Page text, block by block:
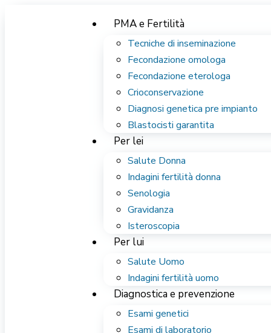
PMA e Fertilità
Tecniche di inseminazione
Fecondazione omologa
Fecondazione eterologa
Crioconservazione
Diagnosi genetica pre impianto
Blastocisti garantita
Per lei
Salute Donna
Indagini fertilità donna
Senologia
Gravidanza
Isteroscopia
Per lui
Salute Uomo
Indagini fertilità uomo
Diagnostica e prevenzione
Esami genetici
Esami di laboratorio